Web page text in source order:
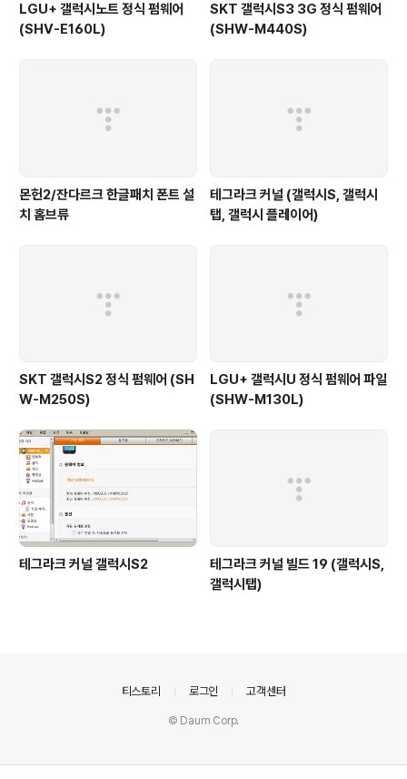
LGU+ 갤럭시노트 정식 펌웨어
(SHV-E160L)
SKT 갤럭시S3 3G 정식 펌웨어
(SHW-M440S)
몬헌2/잔다르크 한글패치 폰트 설
치 홈브류
테그라크 커널 (갤럭시S, 갤럭시
탭, 갤럭시 플레이어)
SKT 갤럭시S2 정식 펌웨어 (SH
W-M250S)
LGU+ 갤럭시U 정식 펌웨어 파일
(SHW-M130L)
테그라크 커널 갤럭시S2
테그라크 커널 빌드 19 (갤럭시S,
갤럭시탭)
티스토리 로그인 고객센터
© Daum Corp.